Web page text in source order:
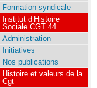
Formation syndicale
Institut d’Histoire
Sociale CGT 44
Administration
Initiatives
Nos publications
Histoire et valeurs de la
Cgt